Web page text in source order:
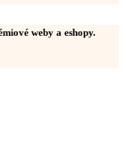
weby a eshopy.